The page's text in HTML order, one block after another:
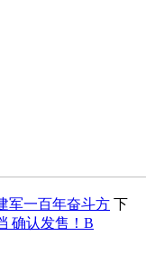
一百年奋斗方 下
确认发售！B